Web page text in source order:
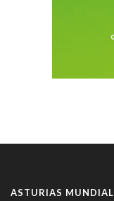
ASTURIAS MUNDIAL